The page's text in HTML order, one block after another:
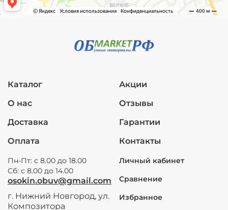
Каталог
О нас
Доставка
Оплата
Акции
Отзывы
Гарантии
Контакты
Пн-Пт: с 8.00 до 18.00
Сб: с 8.00 до 14.00
osokin.obuv@gmail.com
г. Нижний Новгород, ул.
Композитора
Личный кабинет
Сравнение
Избранное